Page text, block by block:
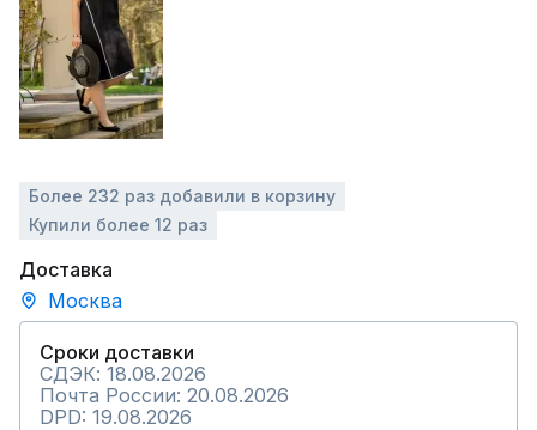
Более 232 раз добавили в корзину
Купили более 12 раз
Доставка
Москва
Сроки доставки
СДЭК: 18.08.2026
Почта России: 20.08.2026
DPD: 19.08.2026